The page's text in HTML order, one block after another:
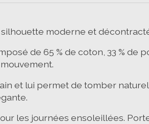
moderne et
de 65 % de coton, 33 % de
et lui permet de tomber
les journées ensoleillées.